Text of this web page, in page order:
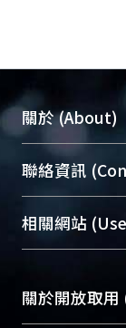
關於 (About)
臺大位居世界
展現本校豐碩
機構典藏（
台，成為臺
成果。
聯絡資訊
總館學科館員
醫學圖書館學
Sciences
相關網站
關於開放取用